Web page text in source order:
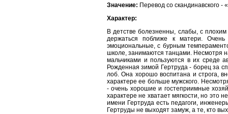
Значение: Перевод со скандинавского -
Характер:
В детстве болезненны, слабы, с
держаться поближе к матери.
эмоциональные, с бурным
школе, занимаются танцами. Несмотря
мальчиками и пользуются в их среде
Рожденная зимой Гертруда - борец за
лоб. Она хорошо воспитана и строга,
характере ее больше мужского.
- очень хорошие и гостеприимные
характере не хватает мягкости, но
имени Гертруда есть педагоги,
Гертруды не выходят замуж, а те, кто